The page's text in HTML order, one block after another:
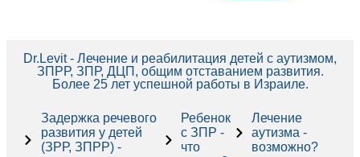
Dr.Levit - Лечение и реабилитация детей с аутизмом,
ЗПРР, ЗПР, ДЦП, общим отставанием развития.
Более 25 лет успешной работы в Израиле.
Задержка речевого
развития у детей
(ЗРР, ЗПРР) -
Ребенок
с ЗПР -
что
Лечение
аутизма -
возможно?